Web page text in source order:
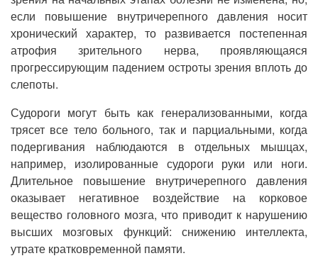
если повышение внутричерепного давления носит
хронический характер, то развивается постепенная
атрофия зрительного нерва, проявляющаяся
прогрессирующим падением остроты зрения вплоть до
слепоты.
Судороги могут быть как генерализованными, когда
трясет все тело больного, так и парциальными, когда
подергивания наблюдаются в отдельных мышцах,
например, изолированные судороги руки или ноги.
Длительное повышение внутричерепного давления
оказывает негативное воздействие на корковое
вещество головного мозга, что приводит к нарушению
высших мозговых функций: снижению интеллекта,
утрате кратковременной памяти.